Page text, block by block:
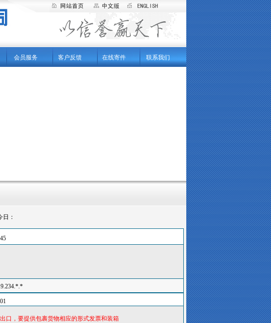
会员服务 客户反馈 在线寄件 联系我们
日：
口，要提供包裹货物相应的形式发票和装箱